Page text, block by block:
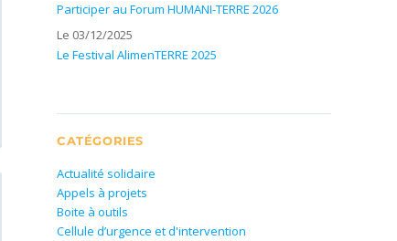
Participer au Forum HUMANI-TERRE 2026
Le 03/12/2025
Le Festival AlimenTERRE 2025
CATÉGORIES
Actualité solidaire
Appels à projets
Boite à outils
Cellule d’urgence et d'intervention